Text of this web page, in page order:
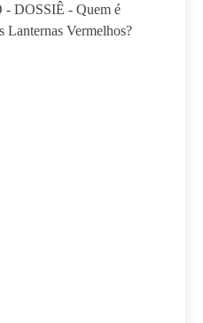
- DOSSIÊ - Quem é
Lanternas Vermelhos?